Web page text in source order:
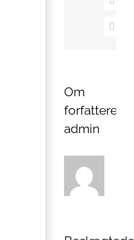
Vk
E-
Om
forfatteren:
admin